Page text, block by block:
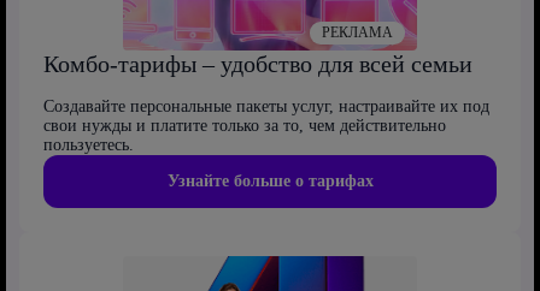
Комбо-тарифы – удобство для всей семьи
Создавайте персональные пакеты услуг, настраивайте их под
свои нужды и платите только за то, чем действительно
пользуетесь.
Узнайте больше о тарифах
РЕКЛАМА